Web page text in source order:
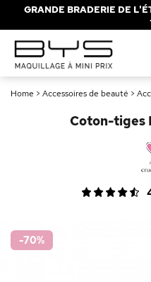
GRANDE BRADERIE DE
Home > Accessoires de beauté >
Coton-tiges
-70%
Mascara